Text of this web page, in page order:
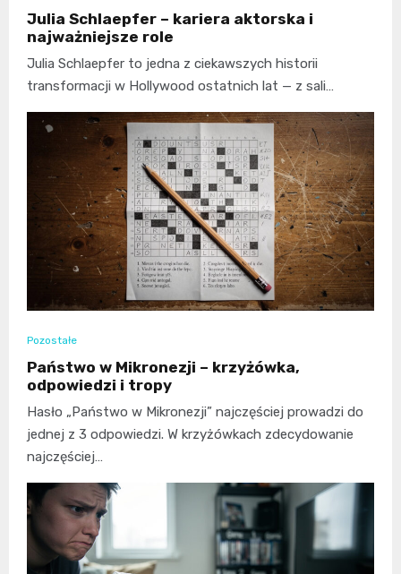
Julia Schlaepfer – kariera aktorska i
najważniejsze role
Julia Schlaepfer to jedna z ciekawszych historii
transformacji w Hollywood ostatnich lat — z sali…
Pozostałe
Państwo w Mikronezji – krzyżówka,
odpowiedzi i tropy
Hasło „Państwo w Mikronezji” najczęściej prowadzi do
jednej z 3 odpowiedzi. W krzyżówkach zdecydowanie
najczęściej…